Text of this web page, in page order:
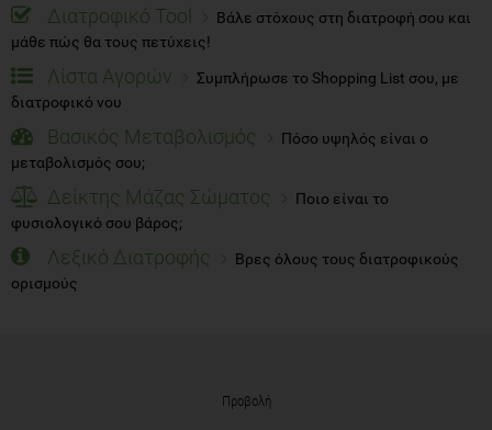
Διατροφικό Tool
Βάλε στόχους στη διατροφή σου και
μάθε πώς θα τους πετύχεις!
Λίστα Αγορών
Συμπλήρωσε το Shopping List σου, με
διατροφικό νου
Βασικός Μεταβολισμός
Πόσο υψηλός είναι ο
μεταβολισμός σου;
Δείκτης Μάζας Σώματος
Ποιο είναι το
φυσιολογικό σου βάρος;
Λεξικό Διατροφής
Βρες όλους τους διατροφικούς
ορισμούς
Προβολή